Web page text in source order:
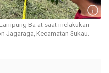
Barat saat melakukan
Jagaraga, Kecamatan Sukau.